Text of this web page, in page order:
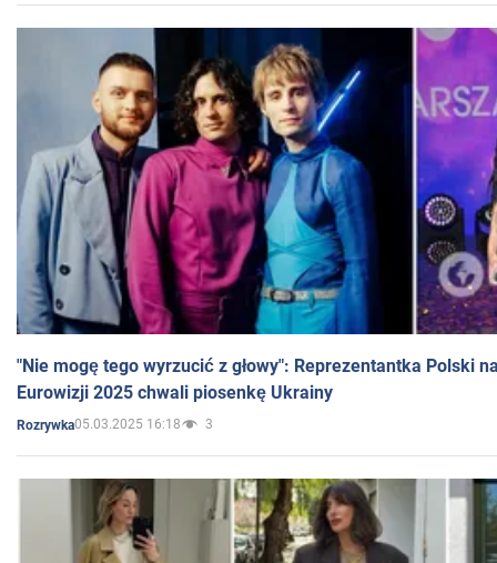
"Nie mogę tego wyrzucić z głowy": Reprezentantka Polski
Eurowizji 2025 chwali piosenkę Ukrainy
Rozrywka05.03.2025 16:18 3